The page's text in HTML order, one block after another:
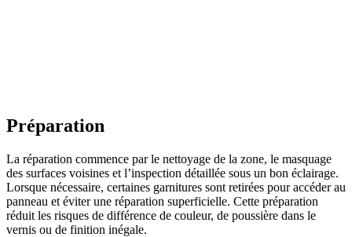
Préparation
La réparation commence par le nettoyage de la zone, le masquage
des surfaces voisines et l’inspection détaillée sous un bon éclairage.
Lorsque nécessaire, certaines garnitures sont retirées pour accéder au
panneau et éviter une réparation superficielle. Cette préparation
réduit les risques de différence de couleur, de poussière dans le
vernis ou de finition inégale.